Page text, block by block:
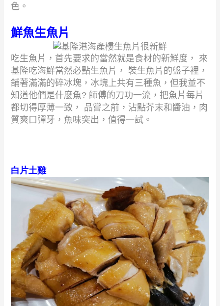
色。
鮮魚生魚片
吃生魚片，首先要求的當然就是食材的新鮮度， 來
基隆吃海鮮當然必點生魚片， 裝生魚片的盤子裡，
舖著滿滿的碎冰塊，冰塊上共有三種魚，但我並不
知道他們是什麼魚? 師傅的刀功一流，把魚片每片
都切得厚薄一致， 品嘗之前，沾點芥末和醬油，肉
質爽口彈牙，魚味突出，值得一試。
白片土雞